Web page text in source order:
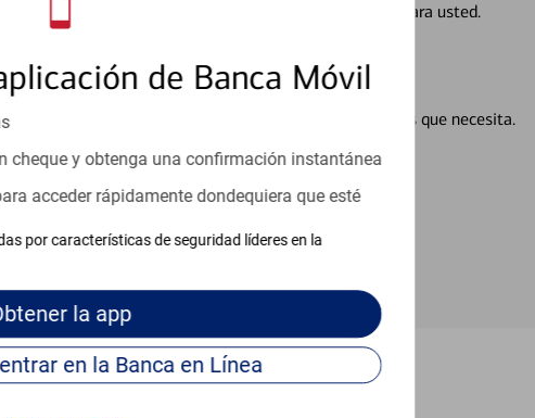
de Banca Móvil
cheque y obtenga una confirmación instantánea
acceder rápidamente dondequiera que esté
por características de seguridad líderes en la
la app
Continúe para entrar en la Banca en Línea
trabajará con usted en un momento que sea adecuado para usted.
en línea puede ayudar a proporcionar las respuestas que necesita.